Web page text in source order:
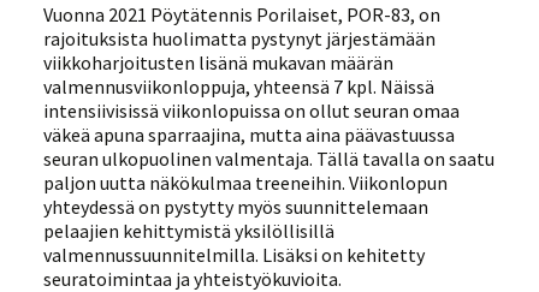
Vuonna 2021 Pöytätennis Porilaiset, POR-83, on
rajoituksista huolimatta pystynyt järjestämään
viikkoharjoitusten lisänä mukavan määrän
valmennusviikonloppuja, yhteensä 7 kpl. Näissä
intensiivisissä viikonlopuissa on ollut seuran omaa
väkeä apuna sparraajina, mutta aina päävastuussa
seuran ulkopuolinen valmentaja. Tällä tavalla on saatu
paljon uutta näkökulmaa treeneihin. Viikonlopun
yhteydessä on pystytty myös suunnittelemaan
pelaajien kehittymistä yksilöllisillä
valmennussuunnitelmilla. Lisäksi on kehitetty
seuratoimintaa ja yhteistyökuvioita.